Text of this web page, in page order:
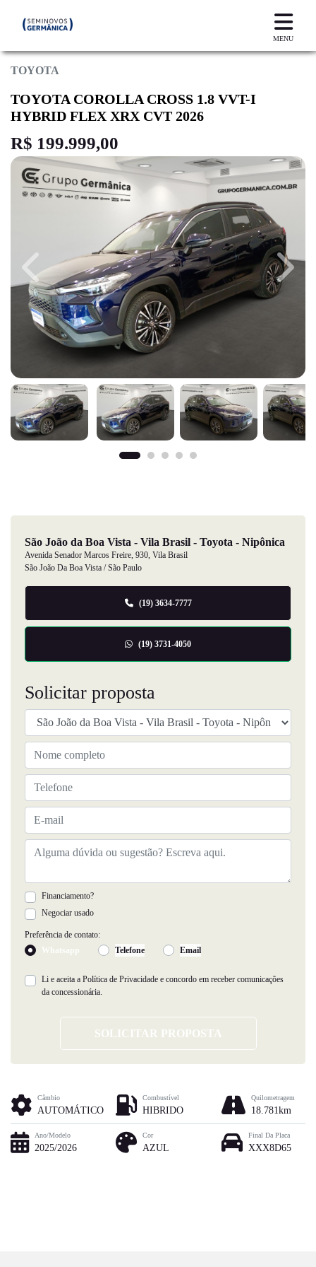
MENU
TOYOTA
TOYOTA COROLLA CROSS 1.8 VVT-I
HYBRID FLEX XRX CVT 2026
R$ 199.999,00
Previous Next
São João da Boa Vista - Vila Brasil - Toyota - Nipônica
Avenida Senador Marcos Freire, 930, Vila Brasil
São João Da Boa Vista / São Paulo
(19) 3634-7777
(19) 3731-4050
Solicitar proposta
Financiamento?
Negociar usado
Preferência de contato:
Whatsapp
Telefone Email
Li e aceita a Política de Privacidade e concordo em receber comunicações
da concessionária.
SOLICITAR PROPOSTA
Câmbio
AUTOMÁTICO
Combustível
HIBRIDO
Quilometragem
18.781km
Ano/Modelo
2025/2026
Cor
AZUL
Final Da Placa
XXX8D65